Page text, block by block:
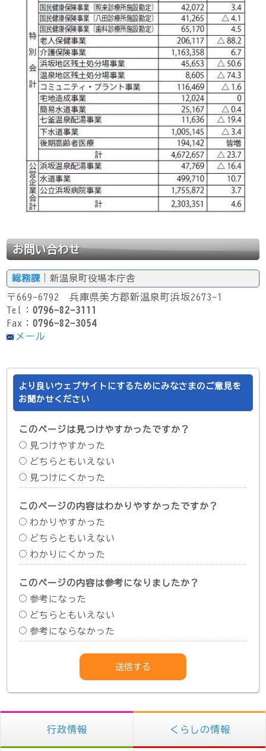
お問い合わせ
総務課 ｜新温泉町役場本庁舎
〒669-6792 兵庫県美方郡新温泉町浜坂2673-1
Tel：0796-82-3111
Fax：0796-82-3054
メール
より良いウェブサイトにするためにみなさまのご意見を
お聞かせください
このページは見つけやすかったですか？
見つけやすかった
どちらともいえない
見つけにくかった
このページの内容はわかりやすかったですか？
わかりやすかった
どちらともいえない
わかりにくかった
このページの内容は参考になりましたか？
参考になった
どちらともいえない
参考にならなかった
行政情報 くらしの情報